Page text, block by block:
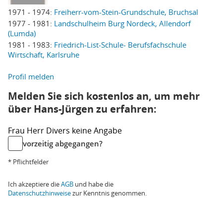
1971 - 1974: Freiherr-vom-Stein-Grundschule, Bruchsal
1977 - 1981: Landschulheim Burg Nordeck, Allendorf
(Lumda)
1981 - 1983: Friedrich-List-Schule- Berufsfachschule
Wirtschaft, Karlsruhe
Profil melden
Melden Sie sich kostenlos an, um mehr
über Hans-Jürgen zu erfahren:
Frau Herr Divers keine Angabe
vorzeitig abgegangen?
* Pflichtfelder
Ich akzeptiere dieAGB und habe die
Datenschutzhinweisezur Kenntnis genommen.